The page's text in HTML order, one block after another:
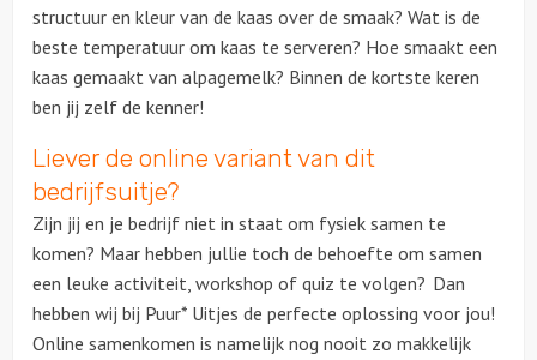
Fietstochten
Solextours
Locaties
Feesten
Themafeesten
structuur en kleur van de kaas over de smaak? Wat is de
beste temperatuur om kaas te serveren? Hoe smaakt een
kaas gemaakt van alpagemelk? Binnen de kortste keren
ben jij zelf de kenner!
Liever de online variant van dit
bedrijfsuitje?
Zijn jij en je bedrijf niet in staat om fysiek samen te
komen? Maar hebben jullie toch de behoefte om samen
een leuke activiteit, workshop of quiz te volgen? Dan
hebben wij bij Puur* Uitjes de perfecte oplossing voor jou!
Online samenkomen is namelijk nog nooit zo makkelijk